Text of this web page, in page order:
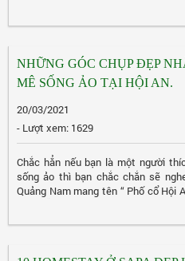
NHỮNG GÓC CHỤP ĐẸP
MÊ SỐNG ẢO TẠI HỘI AN.
20/03/2021
- Lượt xem: 1629
Chắc hẳn nếu bạn là một người
sống ảo thì bạn chắc chắn sẽ
Quảng Nam mang tên “ Phố cổ Hội